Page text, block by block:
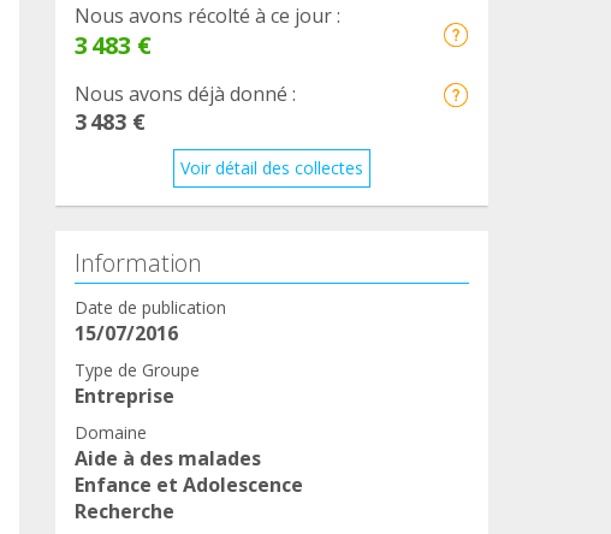
Nous avons récolté à ce jour :
3 483 €
Nous avons déjà donné :
3 483 €
Voir détail des collectes
Information
Date de publication
15/07/2016
Type de Groupe
Entreprise
Domaine
Aide à des malades
Enfance et Adolescence
Recherche